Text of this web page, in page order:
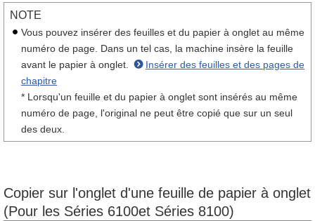
NOTE
Vous pouvez insérer des feuilles et du papier à onglet au même
numéro de page. Dans un tel cas, la machine insère la feuille
avant le papier à onglet.
Insérer des feuilles et des pages de
chapitre
* Lorsqu'un feuille et du papier à onglet sont insérés au même
numéro de page, l'original ne peut être copié que sur un seul
des deux.
Copier sur l'onglet d'une feuille de papier à onglet
(Pour les Séries 6100et Séries 8100)